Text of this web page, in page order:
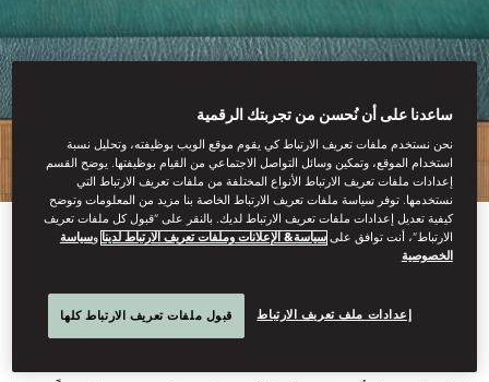
بحيرات أوروبا الكبرى
ساعدنا على أن نُحسن من تجربتك الرقمية
نحن نستخدم ملفات تعريف الارتباط كي يقوم موقع الويب بوظيفته، وتحليل نسبة
استخدام الموقع، وتمكين وسائل التواصل الاجتماعي من القيام بوظيفتها. يوضح القسم
إعدادات ملفات تعريف الارتباط الأنواع المختلفة من ملفات تعريف الارتباط التي
نستخدمها. توفر سياسة ملفات تعريف الارتباط الخاصة بنا مزيد من المعلومات وتوضح
كيفية تعديل إعدادات ملفات تعريف الارتباط لديك. بالنقر على “قبول كل ملفات تعريف
الارتباط”، أنت توافق علىسياسة& الإعلانات وملفات تعريف الارتباط لدينا وسياسة
الخصوصية
إعدادات ملف تعريف الارتباط قبول ملفات تعريف الارتباط كلها